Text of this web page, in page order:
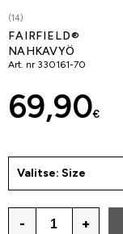
(14)
FAIRFIELD®
NAHKAVYÖ
Art. nr 330161-70
69,90€
Valitse: Size
- +